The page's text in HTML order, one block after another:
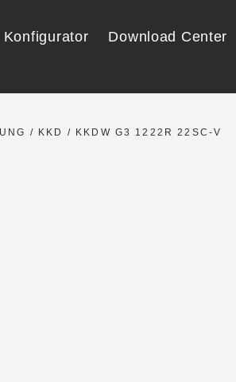
Konfigurator Download Center
/ KKD / KKDW G3 1222R 22SC-V